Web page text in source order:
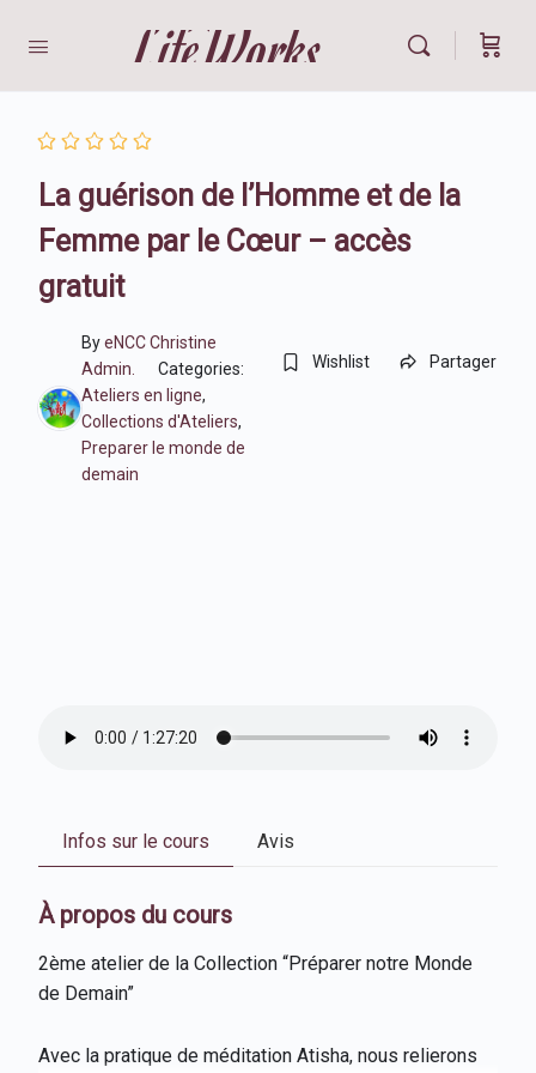
LifeWorks
La guérison de l’Homme et de la
Femme par le Cœur – accès
gratuit
ByeNCC Christine
Admin.
Categories:
Ateliers en ligne,
Collections d'Ateliers,
Preparer le monde de
demain
Wishlist Partager
Infos sur le cours Avis
À propos du cours
2ème atelier de la Collection “Préparer notre Monde
de Demain”
Avec la pratique de méditation Atisha, nous relierons